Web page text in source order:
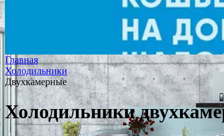
Главная
Холодильники
Двухкамерные
Холодильники